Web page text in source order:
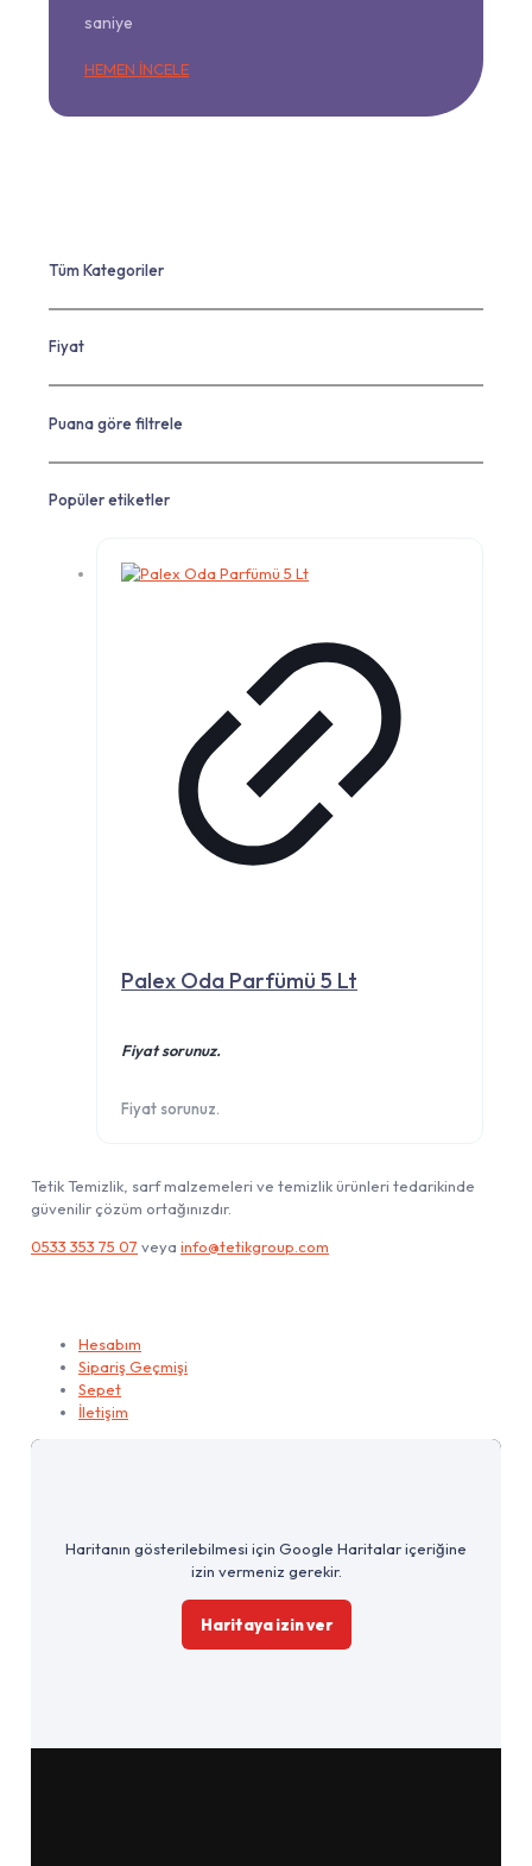
saniye
HEMEN İNCELE
Tüm Kategoriler
Fiyat
Puana göre filtrele
Popüler etiketler
Palex Oda Parfümü 5 Lt
Fiyat sorunuz.
Fiyat sorunuz.
Tetik Temizlik, sarf malzemeleri ve temizlik ürünleri tedarikinde
güvenilir çözüm ortağınızdır.
0533 353 75 07 veya info@tetikgroup.com
Hesabım
Sipariş Geçmişi
Sepet
İletişim
Haritanın gösterilebilmesi için Google Haritalar içeriğine
izin vermeniz gerekir.
Haritaya izin ver